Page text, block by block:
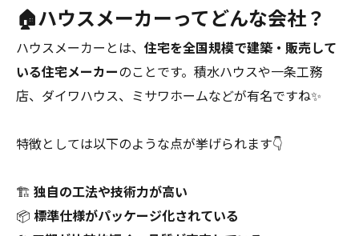
🏠ハウスメーカーってどんな会社？
ハウスメーカーとは、 住宅を全国規模で建築・販売して
いる住宅メーカーのことです。積水ハウスや一条工務
店、ダイワハウス、ミサワホームなどが有名ですね✨
特徴としては以下のような点が挙げられます👇
🏗 独自の工法や技術力が高い
📦 標準仕様がパッケージ化されている